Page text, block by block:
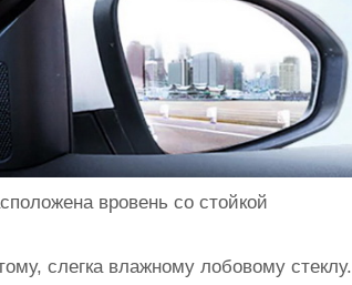
вровень со стойкой
слегка влажному лобовому стеклу.